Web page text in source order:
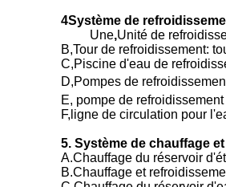
4Système de
Une,Unité de
B,Tour de refroidissement:
C,Piscine d'eau de
D,Pompes de
E, pompe de
F,ligne de circulation pour
5. Système de chauffage
A.Chauffage du réservoir
B.Chauffage et